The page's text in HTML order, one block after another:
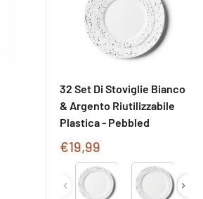
32 Set Di Stoviglie Bianco
& Argento Riutilizzabile
Plastica - Pebbled
Prezzo
vendita
€19,99